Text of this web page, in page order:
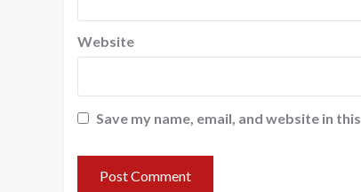
Website
Save my name, email, and website in